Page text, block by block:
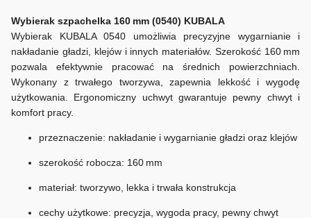
Wybierak szpachelka 160 mm (0540) KUBALA
Wybierak KUBALA 0540 umożliwia precyzyjne wygarnianie i
nakładanie gładzi, klejów i innych materiałów. Szerokość 160 mm
pozwala efektywnie pracować na średnich powierzchniach.
Wykonany z trwałego tworzywa, zapewnia lekkość i wygodę
użytkowania. Ergonomiczny uchwyt gwarantuje pewny chwyt i
komfort pracy.
przeznaczenie: nakładanie i wygarnianie gładzi oraz klejów
szerokość robocza: 160 mm
materiał: tworzywo, lekka i trwała konstrukcja
cechy użytkowe: precyzja, wygoda pracy, pewny chwyt